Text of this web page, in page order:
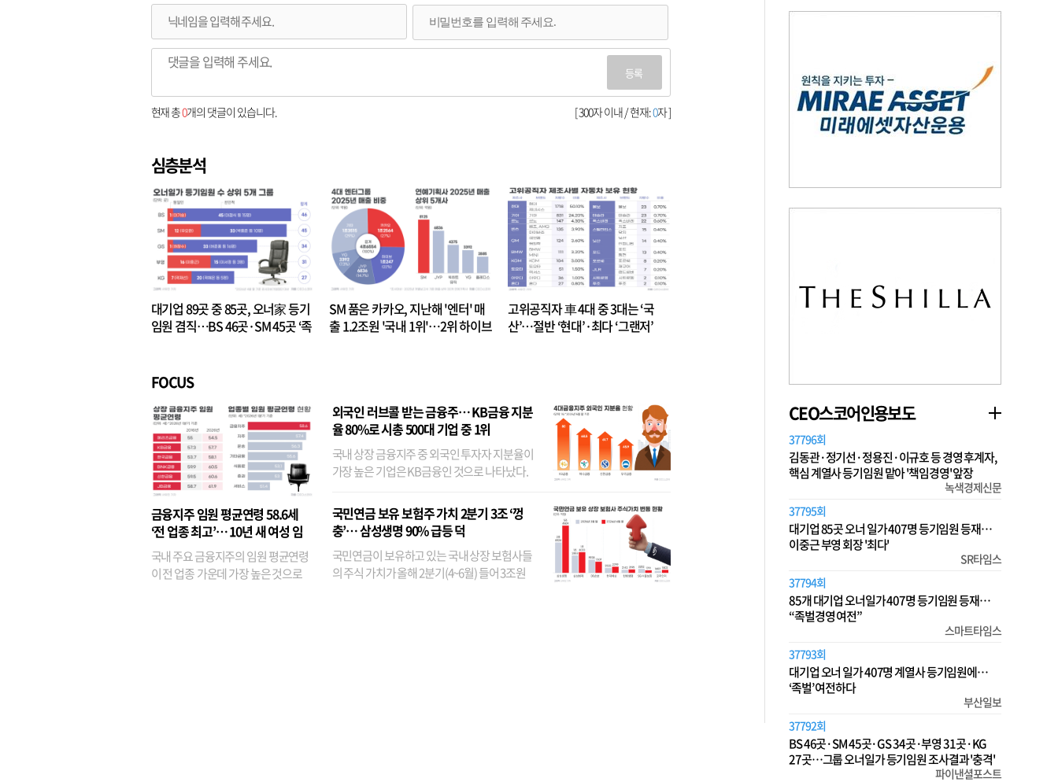
등록
[ 300자 이내 / 현재:0자 ]
현재 총0개의 댓글이 있습니다.
심층분석
대기업 89곳 중 85곳, 오너家 등기
임원 겸직…BS 46곳·SM 45곳 ‘족
SM 품은 카카오, 지난해 '엔터' 매
출 1.2조원 '국내 1위'…2위 하이브
고위공직자 車 4대 중 3대는 ‘국
산’…절반 ‘현대’·최다 ‘그랜저’
FOCUS
금융지주 임원 평균연령 58.6세
‘전 업종 최고’… 10년 새 여성 임
원은 14배 껑충
국내 주요 금융지주의 임원 평균연령
이 전 업종 가운데 가장 높은 것으로
외국인 러브콜 받는 금융주… KB금융 지분
율 80%로 시총 500대 기업 중 1위
국내 상장 금융지주 중 외국인 투자자 지분율이
가장 높은 기업은 KB금융인 것으로 나타났다.
융이었다. 특히 KB금융은 지난달 말 기준 해외
기관투자자 지분율이...
국민연금 보유 보험주 가치 2분기 3조 ‘껑
충’… 삼성생명 90% 급등 덕
국민연금이 보유하고 있는 국내 상장 보험사들
의 주식 가치가 올해 2분기(4~6월) 들어 3조원
CEO스코어인용보도
37796회
김동관·정기선·정용진·이규호 등 경영 후계자,
핵심 계열사 등기임원 맡아 '책임경영' 앞장
녹색경제신문
37795회
대기업 85곳 오너 일가 407명 등기임원 등재…
이중근 부영 회장 '최다'
SR타임스
37794회
85개 대기업 오너일가 407명 등기임원 등재…
“족벌경영 여전”
스마트타임스
37793회
대기업 오너 일가 407명 계열사 등기임원에…
‘족벌’ 여전하다
부산일보
37792회
BS 46곳·SM 45곳·GS 34곳·부영 31곳·KG
27곳…그룹 오너일가 등기임원 조사결과 '충격'
파이낸셜포스트